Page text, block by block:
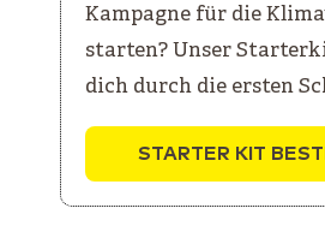
Kampagne für die
starten? Unser
dich durch die ersten
STARTER KIT